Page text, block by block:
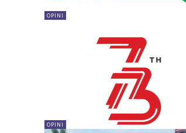
OPINI
OPINI